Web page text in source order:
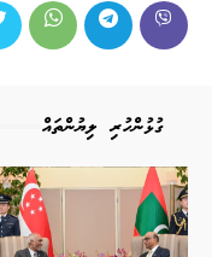
ގުޅުންހުރި ލިޔުންތައް